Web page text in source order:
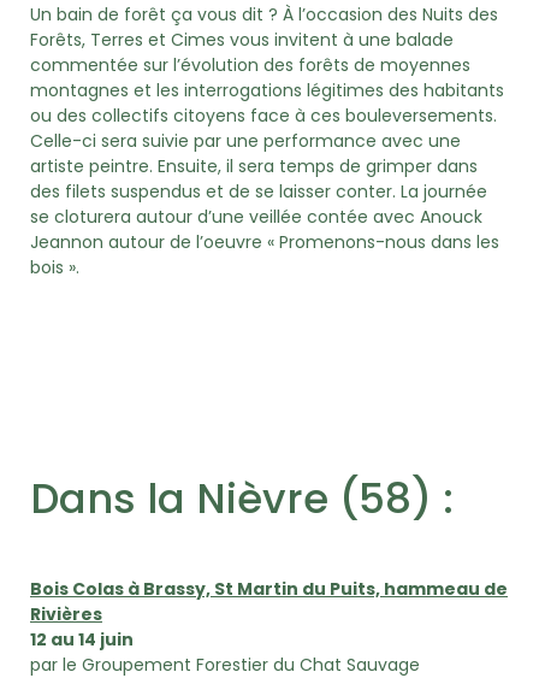
Un bain de forêt ça vous dit ? À l’occasion des Nuits des
Forêts, Terres et Cimes vous invitent à une balade
commentée sur l’évolution des forêts de moyennes
montagnes et les interrogations légitimes des habitants
ou des collectifs citoyens face à ces bouleversements.
Celle-ci sera suivie par une performance avec une
artiste peintre. Ensuite, il sera temps de grimper dans
des filets suspendus et de se laisser conter. La journée
se cloturera autour d’une veillée contée avec Anouck
Jeannon autour de l’oeuvre « Promenons-nous dans les
bois ».
Dans la Nièvre (58) :
Bois Colas à Brassy, St Martin du Puits, hammeau de
Rivières
12 au 14 juin
par le Groupement Forestier du Chat Sauvage